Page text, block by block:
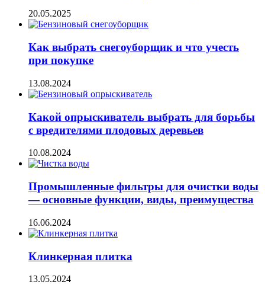
20.05.2025
Как выбрать снегоуборщик и что учесть
при покупке
13.08.2024
Какой опрыскиватель выбрать для борьбы
с вредителями плодовых деревьев
10.08.2024
Промышленные фильтры для очистки воды
— основные функции, виды, преимущества
16.06.2024
Клинкерная плитка
13.05.2024